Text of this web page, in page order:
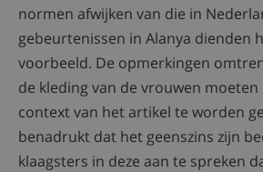
normen afwijken van die in
gebeurtenissen in Alanya dienden
voorbeeld. De opmerkingen
de kleding van de vrouwen
context van het artikel te worden
benadrukt dat het geenszins zijn
klaagsters in deze aan te spreken